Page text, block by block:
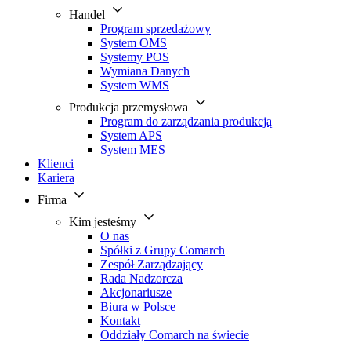
Handel
Program sprzedażowy
System OMS
Systemy POS
Wymiana Danych
System WMS
Produkcja przemysłowa
Program do zarządzania produkcją
System APS
System MES
Klienci
Kariera
Firma
Kim jesteśmy
O nas
Spółki z Grupy Comarch
Zespół Zarządzający
Rada Nadzorcza
Akcjonariusze
Biura w Polsce
Kontakt
Oddziały Comarch na świecie